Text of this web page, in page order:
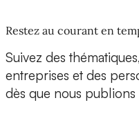
Restez au courant en
Suivez des
entreprises et des
dès que nous publions